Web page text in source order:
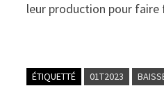
leur production pour faire
ÉTIQUETTÉ 01T2023